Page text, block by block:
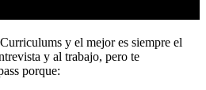
y el mejor es siempre el
y al trabajo, pero te
porque: